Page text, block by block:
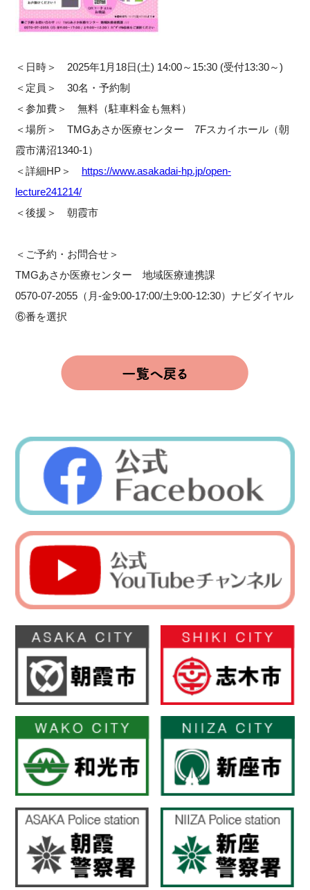
＜日時＞ 2025年1月18日(土) 14:00～15:30 (受付13:30～)
＜定員＞ 30名・予約制
＜参加費＞ 無料（駐車料金も無料）
＜場所＞ TMGあさか医療センター 7Fスカイホール（朝
霞市溝沼1340-1）
＜詳細HP＞ https://www.asakadai-hp.jp/open-
lecture241214/
＜後援＞ 朝霞市
＜ご予約・お問合せ＞
TMGあさか医療センター 地域医療連携課
0570-07-2055（月-金9:00-17:00/土9:00-12:30）ナビダイヤル
⑥番を選択